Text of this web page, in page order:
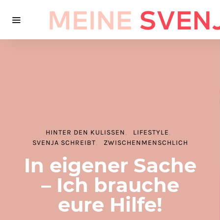
HINTER DEN KULISSEN
LIFESTYLE
SVENJA SCHREIBT
ZWISCHENMENSCHLICH
In eigener Sache
– Ich brauche
eure Hilfe!